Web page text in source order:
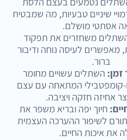
שיניים טבעיות, מה שמבטיח
אסתטי מושלם.
משחזרים את תפקוד
מאפשרים לעיסה נוחה ודיבור
ברור.
זמן: השתלים עשויים מחומר
קומפטבילי המתאחה עם עצם
אחיזה חזקה ויציבה.
חיוך יפה ובריא משפר את
לשיפור ההערכה העצמית
את איכות החיים.